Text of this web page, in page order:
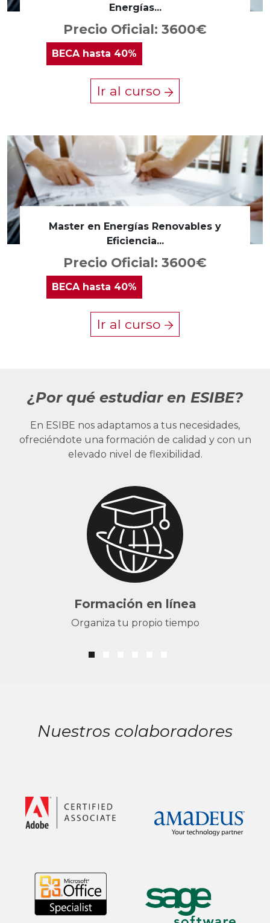
Energías...
Precio Oficial: 3600€
BECAhasta 40%
Ir al curso
Master en Energías Renovables y
Eficiencia...
Precio Oficial: 3600€
BECA hasta 40%
Ir al curso
¿Por qué estudiar en ESIBE?
En ESIBE nos adaptamos a tus necesidades,
ofreciéndote una formación de calidad y con un
elevado nivel de flexibilidad.
Formación en línea
Organiza tu propio tiempo
Nuestros colaboradores